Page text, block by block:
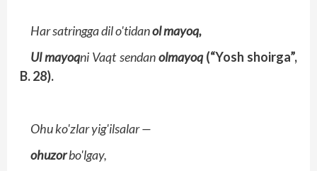
Har satringga dil o'tidanol mayoq,
Ul mayoqni Vaqt sendanolmayoq (“Yosh shoirga”,
B. 28).
Ohu ko'zlar yig'ilsalar —
ohuzorbo'lgay,